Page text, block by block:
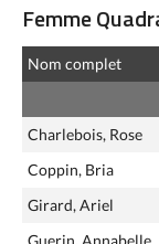
Femme
Nom complet
Charlebois, Rose
Coppin, Bria
Girard, Ariel
Guerin, Annabelle